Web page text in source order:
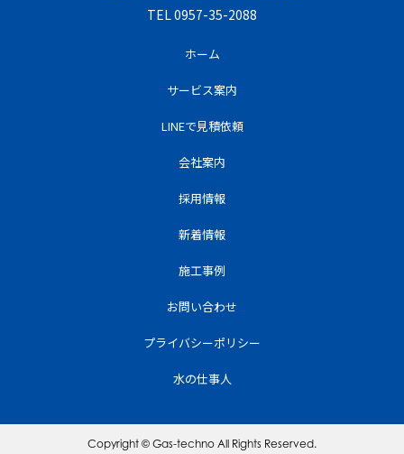
TEL 0957-35-2088
ホーム
サービス案内
LINEで見積依頼
会社案内
採用情報
新着情報
施工事例
お問い合わせ
プライバシーポリシー
水の仕事人
Copyright © Gas-techno All Rights Reserved.